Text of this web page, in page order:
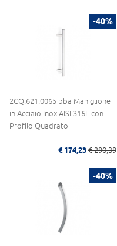
-40%
2CQ.621.0065 pba Maniglione
in Acciaio Inox AISI 316L con
Profilo Quadrato
€ 174,23 € 290,39
-40%